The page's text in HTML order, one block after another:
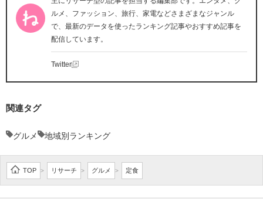
ルメ、ファッション、旅行、家電などさまざまなジャンル
で、最新のデータを使ったランキング記事やおすすめ記事を
配信しています。
Twitter
関連タグ
グルメ 地域別ランキング
TOP > リサーチ > グルメ > 定食